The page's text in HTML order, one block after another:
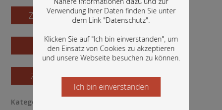
Verwendung Ihrer Daten finden Sie unter
dem Link "Datenschutz".
Klicken Sie auf "Ich bin einverstanden", um
den Einsatz von Cookies zu akzeptieren
und unsere Webseite besuchen zu können.
In diesem Portal finden Sie die digitalen
Bestände der Österreichischen
Nationalbibliothek: Bücher, Fotografien,
Grafiken und vieles mehr.
Ich bin einverstanden
Starten Sie jetzt
Zum Katalogisat
Zur Vorschau
Zur Bestellung
Kategorie / Medientyp